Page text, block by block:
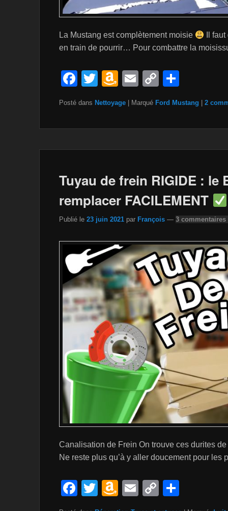
La Mustang est complètement moisie
Il
en train de pourrir… Pour combattre la
F
c
e
o
k
T
tt
er
A
a
z
W
is
h
Li
st
E
ail
C
p
y
k
ta
g
Posté dans Nettoyage Marqué Ford Mustang 2
Tuyau de frein RIGIDE : le
remplacer FACILEMENT
Publié le 23 juin 2021 par François — 3 commentaires
Canalisation de Frein On trouve ces durites
Ne reste plus qu’à y aller doucement pour
F
T
wi
A
E
C